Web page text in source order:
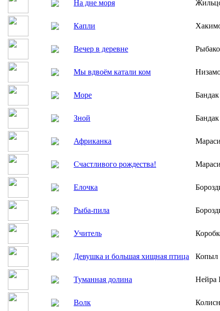
На дне моря
Капли
Вечер в деревне
Мы вдвоём катали ком
Море
Зной
Африканка
Счастливого рождества!
Елочка
Рыба-пила
Учитель
Девушка и большая хищная птица Копыл
Туманная долина Нейра
Волк